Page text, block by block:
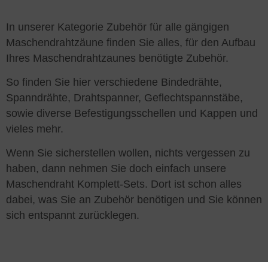
In unserer Kategorie Zubehör für alle gängigen
Maschendrahtzäune finden Sie alles, für den Aufbau
Ihres Maschendrahtzaunes benötigte Zubehör.
So finden Sie hier verschiedene Bindedrähte,
Spanndrähte, Drahtspanner, Geflechtspannstäbe,
sowie diverse Befestigungsschellen und Kappen und
vieles mehr.
Wenn Sie sicherstellen wollen, nichts vergessen zu
haben, dann nehmen Sie doch einfach unsere
Maschendraht Komplett-Sets. Dort ist schon alles
dabei, was Sie an Zubehör benötigen und Sie können
sich entspannt zurücklegen.